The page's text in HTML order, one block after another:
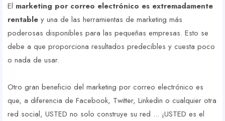
El marketing por correo electrónico es extremadamente
rentable y una de las herramientas de marketing más
poderosas disponibles para las pequeñas empresas. Esto se
debe a que proporciona resultados predecibles y cuesta poco
o nada de usar.
Otro gran beneficio del marketing por correo electrónico es
que, a diferencia de Facebook, Twitter, Linkedin o cualquier otra
red social, USTED no solo construye su red ... ¡USTED es el